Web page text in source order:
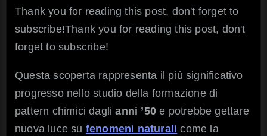
Thank you for reading this post, don't forget to
subscribe!Thank you for reading this post, don't
forget to subscribe!
Questa scoperta rappresenta il più significativo
progresso nello studio della formazione di
pattern chimici daglianni ’50 e potrebbe gettare
nuova luce su fenomeni naturali come la